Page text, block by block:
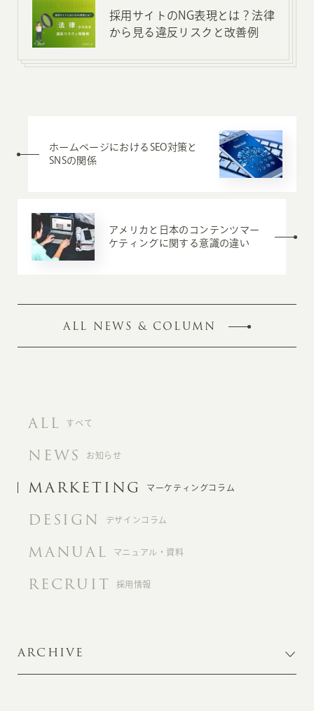
採用サイトのNG表現とは？法律
から見る違反リスクと改善例
ホームページにおけるSEO対策と
SNSの関係
アメリカと日本のコンテンツマー
ケティングに関する意識の違い
ALL NEWS & COLUMN
ALL すべて
NEWS お知らせ
MARKETING マーケティングコラム
DESIGN デザインコラム
MANUAL マニュアル・資料
RECRUIT 採用情報
ARCHIVE